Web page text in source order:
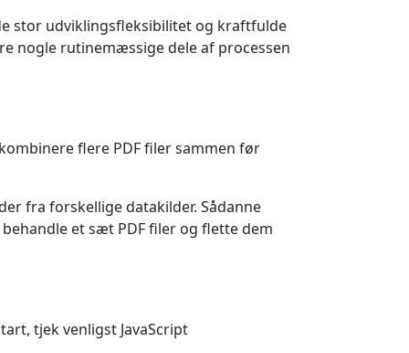
stor udviklingsfleksibilitet og kraftfulde
nogle rutinemæssige dele af processen
flere PDF filer sammen før
fra forskellige datakilder. Sådanne
et sæt PDF filer og flette dem
tjek venligst JavaScript